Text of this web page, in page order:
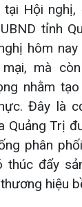
tại Hội
tỉnh
hôm
mà
nhằm
Đây là
Quảng Trị
phân
thúc đẩy
hiệu